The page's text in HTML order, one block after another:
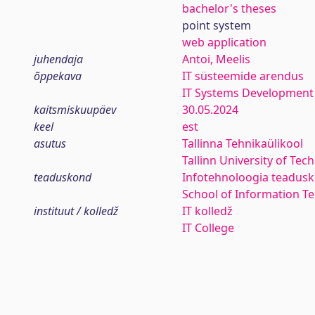
bachelor's theses
point system
web application
juhendaja
Antoi, Meelis
õppekava
IT süsteemide arendus
IT Systems Development
kaitsmiskuupäev
30.05.2024
keel
est
asutus
Tallinna Tehnikaülikool
Tallinn University of
teaduskond
Infotehnoloogia
School of Information
instituut / kolledž
IT kolledž
IT College